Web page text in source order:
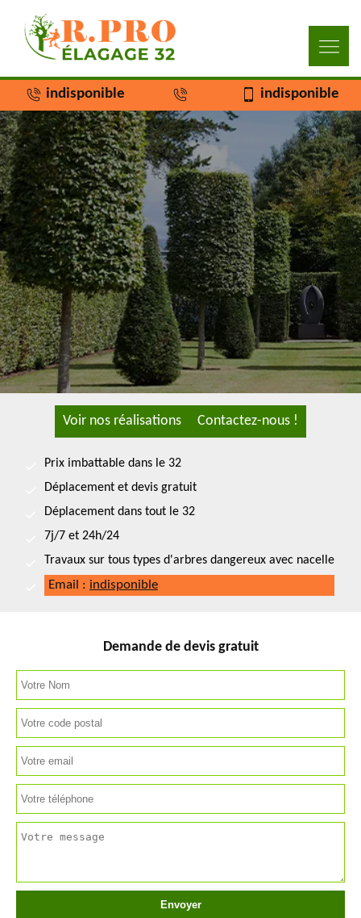
indisponible indisponible
Voir nos réalisations Contactez-nous !
Prix imbattable dans le 32
Déplacement et devis gratuit
Déplacement dans tout le 32
7j/7 et 24h/24
Travaux sur tous types d'arbres dangereux avec nacelle
Email : indisponible
Demande de devis gratuit